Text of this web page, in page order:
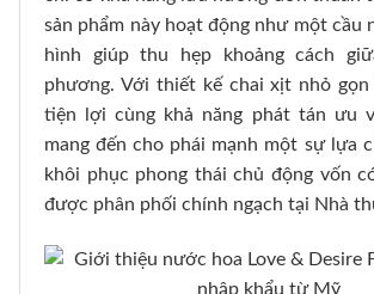
sản phẩm này hoạt động như một cầu
hình giúp thu hẹp khoảng cách
phương. Với thiết kế chai xịt nhỏ
tiện lợi cùng khả năng phát tán ưu
mang đến cho phái mạnh một sự lựa
khôi phục phong thái chủ động vốn
được phân phối chính ngạch tại Nhà